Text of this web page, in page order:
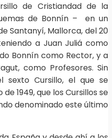
de Cristiandad de la
de Bonnín – en un
Santanyí, Mallorca, del 20
a Juan Juliá como
Bonnín como Rector, y a
como Profesores. Sin
sexto Cursillo, el que se
1949, que los Cursillos se
denominado este último